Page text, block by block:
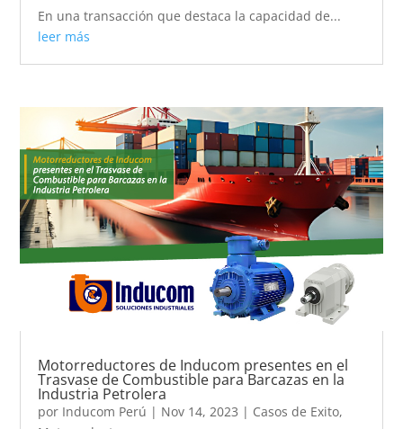
En una transacción que destaca la capacidad de...
leer más
Motorreductores de Inducom presentes en el
Trasvase de Combustible para Barcazas en la
Industria Petrolera
por Inducom Perú | Nov 14, 2023 | Casos de Exito,